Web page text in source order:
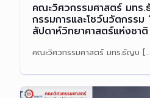
คณะวิศวกรรมศาสตร์ มทร
กรรมการและโชว์นวัตกรรม
สัปดาห์วิทยาศาสตร์แห่งชา
คณะวิศวกรรมศาสตร์ มทร.ธัญบ